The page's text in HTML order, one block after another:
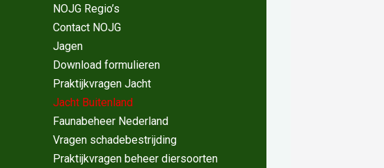
NOJG Regio’s
Contact NOJG
Jagen
Download formulieren
Praktijkvragen Jacht
Jacht Buitenland
Faunabeheer Nederland
Vragen schadebestrijding
Praktijkvragen beheer diersoorten